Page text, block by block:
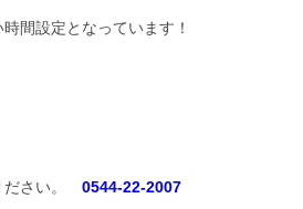
間設定となっています！
ださい。 0544-22-2007